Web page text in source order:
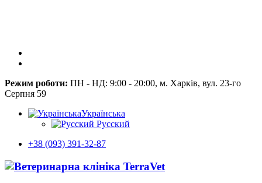
Режим роботи: ПН - НД: 9:00 - 20:00, м. Харків, вул. 23-го
Серпня 59
Українська
Русский
+38 (093) 391-32-87